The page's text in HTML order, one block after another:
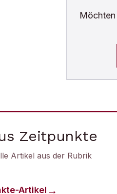
Möchten
Zeitpunkte
Artikel aus der Rubrik
-Artikel